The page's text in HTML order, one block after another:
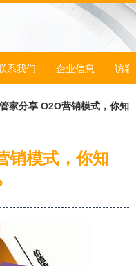
系我们 企业信息 访客
家分享 O2O营销模式，你知
销模式，你知